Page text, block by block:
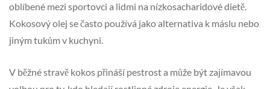
oblíbené mezi sportovci a lidmi na nízkosacharidové dietě.
Kokosový olej se často používá jako alternativa k máslu nebo
jiným tukům v kuchyni.
V běžné stravě kokos přináší pestrost a může být zajímavou